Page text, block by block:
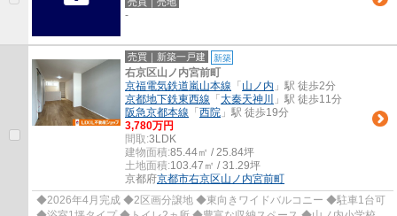
-
売買｜新築一戸建 新築
右京区山ノ内宮前町
京福電気鉄道嵐山本線 「 山ノ内 」駅 徒歩2分
京都地下鉄東西線 「 太秦天神川
」駅 徒歩11分
阪急京都本線 「 西院 」駅 徒歩19分
3,780万円
間取:3LDK
建物面積:85.44㎡ / 25.84坪
土地面積:103.47㎡ / 31.29坪
京都府京都市右京区山ノ内宮前町
◆2026年4月完成 ◆2区画分譲地 ◆東向きワイドバルコニー ◆駐車1台可